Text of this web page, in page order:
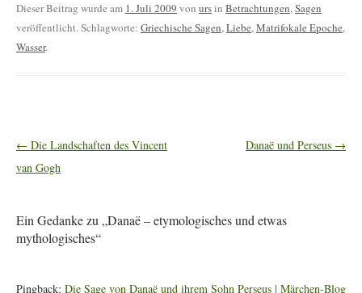
Dieser Beitrag wurde am 1. Juli 2009 von ursin Betrachtungen,Sagen
veröffentlicht. Schlagworte: Griechische Sagen,Liebe,Matrifokale Epoche,
Wasser.
Artikel-
Navigation
← Die Landschaften des Vincent
van Gogh
Danaë und Perseus →
Ein Gedanke zu „Danaë – etymologisches und etwas
mythologisches“
Pingback: Die Sage von Danaë und ihrem Sohn Perseus | Märchen-Blog